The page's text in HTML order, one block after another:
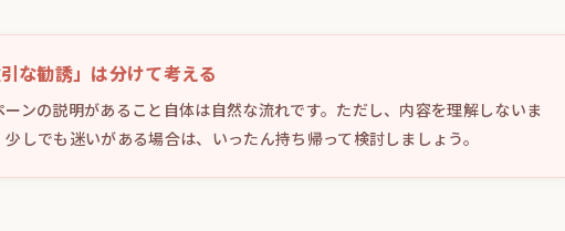
な勧誘」は分けて考える
ンの説明があること自体は自然な流れです。ただし、内容を理解しないま
しでも迷いがある場合は、いったん持ち帰って検討しましょう。